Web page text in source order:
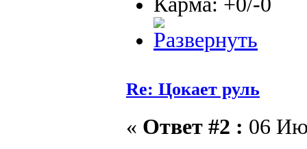
Re: Цокает руль
« Ответ #2 : 06